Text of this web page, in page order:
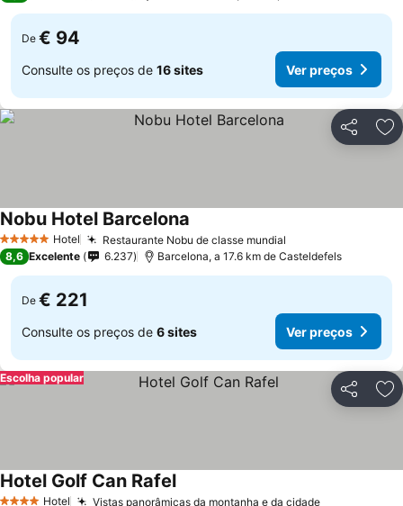
De € 94
Consulte os preços de 16 sites Ver preços
Partilhar
5 Estrelas Hotel Restaurante Nobu de classe mundial
Nobu Hotel Barcelona
8,6 Excelente 6.237 Barcelona, a 17.6 km de Casteldefels
De € 221
Consulte os preços de 6 sites Ver preços
Partilhar
Escolha popular
Hotel Vistas panorâmicas da montanha e da cidade
Hotel Golf Can RafelVer preços